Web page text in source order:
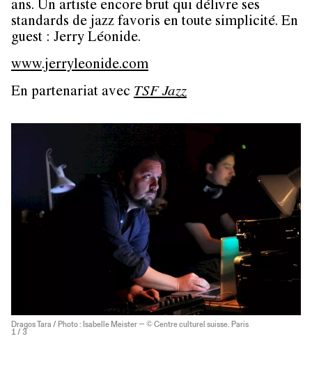
ans. Un artiste encore brut qui délivre ses
standards de jazz favoris en toute simplicité. En
guest : Jerry Léonide.
www.jerryleonide.com
En partenariat avec TSF Jazz
Dragos Tara / Photo : Isabelle Meister — © Centre culturel suisse. Paris
1 / 3